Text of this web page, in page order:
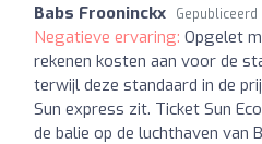
Babs Frooninckx Gepubliceerd
Negatieve ervaring: Opgelet
rekenen kosten aan voor de
terwijl deze standaard in de
Sun express zit. Ticket Sun
de balie op de luchthaven van